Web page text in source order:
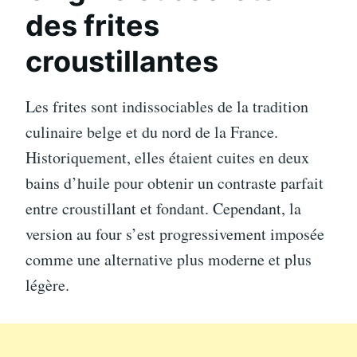
des frites
croustillantes
Les frites sont indissociables de la tradition
culinaire belge et du nord de la France.
Historiquement, elles étaient cuites en deux
bains d’huile pour obtenir un contraste parfait
entre croustillant et fondant. Cependant, la
version au four s’est progressivement imposée
comme une alternative plus moderne et plus
légère.